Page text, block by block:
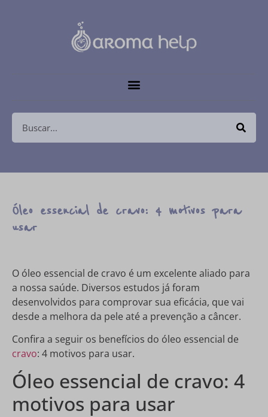
Óleo essencial de cravo: 4 motivos para
usar
O óleo essencial de cravo é um excelente aliado para
a nossa saúde. Diversos estudos já foram
desenvolvidos para comprovar sua eficácia, que vai
desde a melhora da pele até a prevenção a câncer.
Confira a seguir os benefícios do óleo essencial de
cravo: 4 motivos para usar.
Óleo essencial de cravo: 4
motivos para usar